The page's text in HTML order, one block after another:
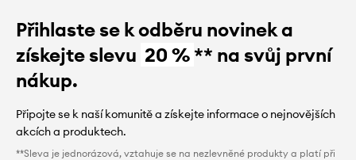
Přihlaste se k odběru novinek a
získejte slevu 20 %** na svůj první
nákup.
Připojte se k naší komunitě a získejte informace o nejnovějších
akcích a produktech.
**Sleva je jednorázová, vztahuje se na nezlevněné produkty a platí při